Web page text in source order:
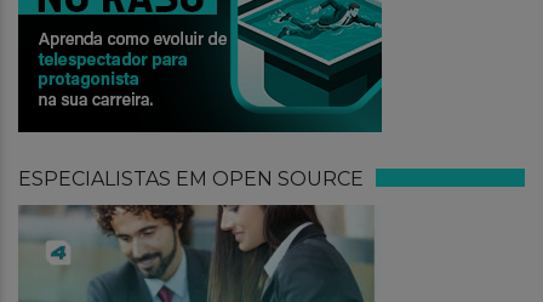
ESPECIALISTAS EM OPEN SOURCE